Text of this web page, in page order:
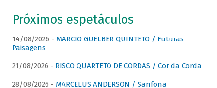
Próximos espetáculos
14/08/2026 - MARCIO GUELBER QUINTETO / Futuras
Paisagens
21/08/2026 - RISCO QUARTETO DE CORDAS / Cor da Corda
28/08/2026 - MARCELUS ANDERSON / Sanfona